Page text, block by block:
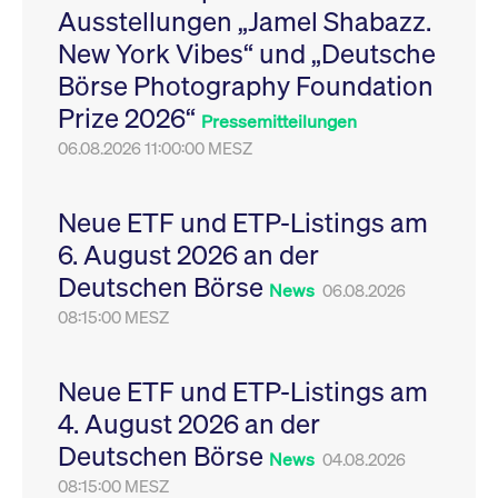
Ausstellungen „Jamel Shabazz.
New York Vibes“ und „Deutsche
Börse Photography Foundation
Prize 2026“ Pressemitteilungen
06.08.2026 11:00:00 MESZ
Neue ETF und ETP-Listings am
6. August 2026 an der
Deutschen Börse News 06.08.2026
08:15:00 MESZ
Neue ETF und ETP-Listings am
4. August 2026 an der
Deutschen Börse News 04.08.2026
08:15:00 MESZ
Leistung der Website
zu messen. Es handelt
sich um ein Muster-
Cookie, bei dem auf
das Präfix _pk_ses
eine kurze Reihe von
VISITOR_PRIVACY_METADATA
YouTube
.youtube.com
6
Monate
Dieses Cookie dient
Speicherung der
Einwilligungs- und
des Nutzers für ihre
Interaktion mit der
Sitzungen geehrt